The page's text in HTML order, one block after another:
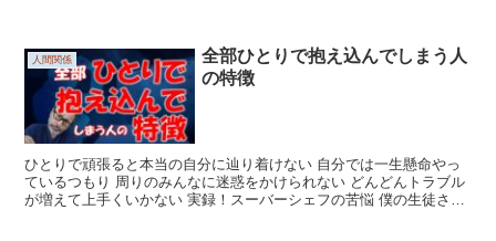
人間関係
全部ひとりで抱え込んでしまう人
の特徴
ひとりで頑張ると本当の自分に辿り着けない 自分では一生懸命やっ
ているつもり 周りのみんなに迷惑をかけられない どんどんトラブル
が増えて上手くいかない 実録！スーバーシェフの苦悩 僕の生徒さん